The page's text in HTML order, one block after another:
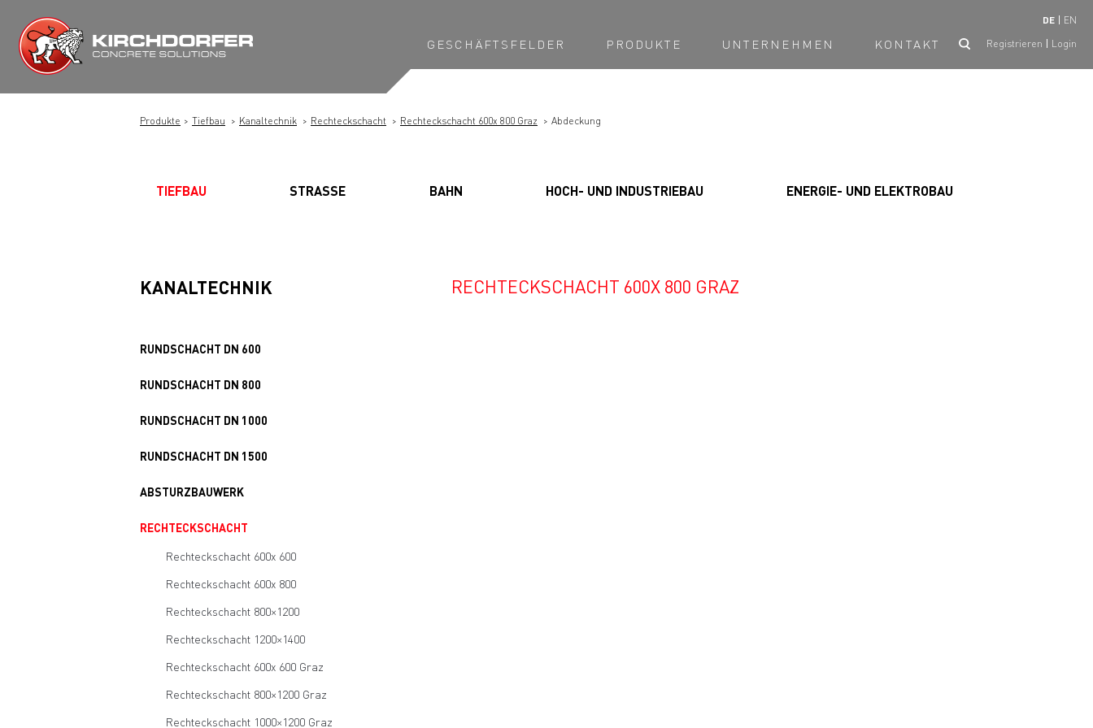
Inhalt
springen
DE EN
GESCHÄFTSFELDER PRODUKTE UNTERNEHMEN KONTAKT Registrieren Login
Produkte Tiefbau Kanaltechnik Rechteckschacht Rechteckschacht 600x 800 Graz Abdeckung
TIEFBAU STRASSE BAHN HOCH- UND INDUSTRIEBAU ENERGIE- UND ELEKTROBAU
KANALTECHNIK
RUNDSCHACHT DN 600
RUNDSCHACHT DN 800
RUNDSCHACHT DN 1000
RUNDSCHACHT DN 1500
ABSTURZBAUWERK
RECHTECKSCHACHT
Rechteckschacht 600x 600
Rechteckschacht 600x 800
Rechteckschacht 800×1200
Rechteckschacht 1200×1400
Rechteckschacht 600x 600 Graz
Rechteckschacht 800×1200 Graz
Rechteckschacht 1000×1200 Graz
RECHTECKSCHACHT 600X 800 GRAZ